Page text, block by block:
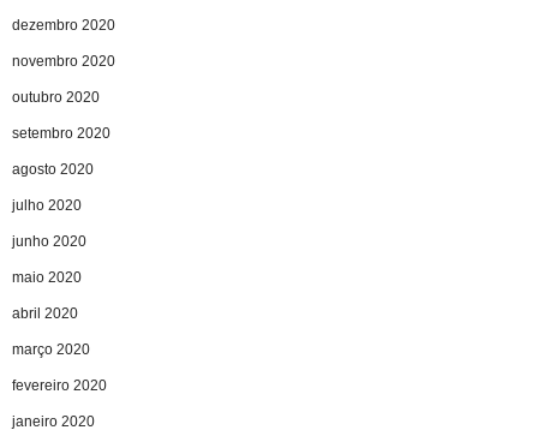
dezembro 2020
novembro 2020
outubro 2020
setembro 2020
agosto 2020
julho 2020
junho 2020
maio 2020
abril 2020
março 2020
fevereiro 2020
janeiro 2020